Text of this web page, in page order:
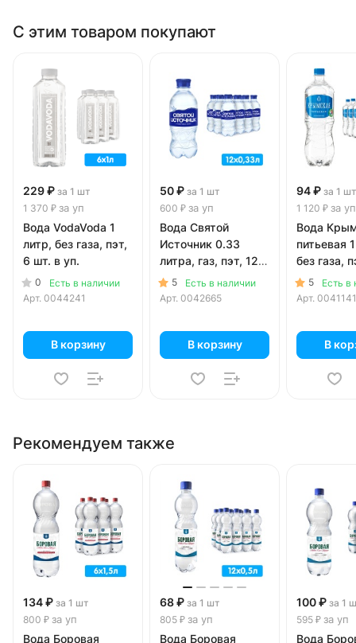
С этим товаром покупают
229 ₽ за 1 шт
1 370 ₽ за уп
Вода VodaVoda 1
литр, без газа, пэт,
6 шт. в уп.
0
Есть в наличии
Арт. 0044241
В корзину
50 ₽ за 1 шт
600 ₽ за уп
Вода Святой
Источник 0.33
литра, газ, пэт, 12
шт. в уп.
5
Есть в наличии
Арт. 0042665
В корзину
94 ₽ за 1 шт
1 120 ₽ за уп
Вода
питьевая
без газа,
в уп.
5
Есть в
Арт. 0041141
В
Рекомендуем также
134 ₽ за 1 шт
800 ₽ за уп
Вода Боровая
68 ₽ за 1 шт
805 ₽ за уп
Вода Боровая
100 ₽ за 1
595 ₽ за уп
Вода